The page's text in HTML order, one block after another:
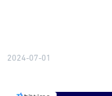
2024-07-01